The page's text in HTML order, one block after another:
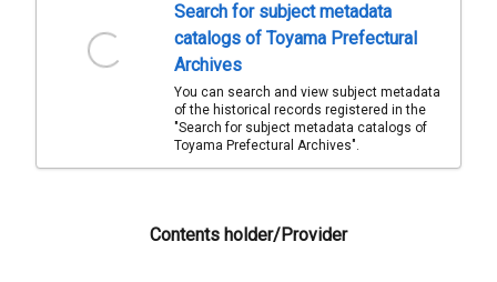
Search for subject metadata
catalogs of Toyama Prefectural
Archives
You can search and view subject metadata
of the historical records registered in the
"Search for subject metadata catalogs of
Toyama Prefectural Archives".
Contents holder/Provider